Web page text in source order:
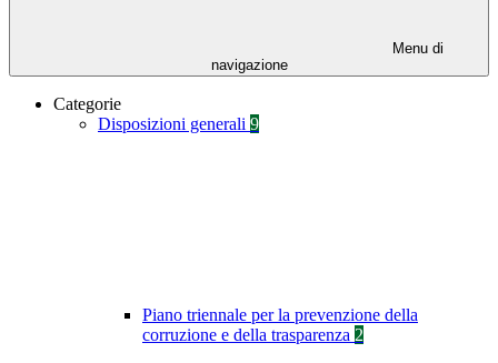
Menu di
navigazione
Categorie
Disposizioni generali 9
Piano triennale per la prevenzione della
corruzione e della trasparenza 2